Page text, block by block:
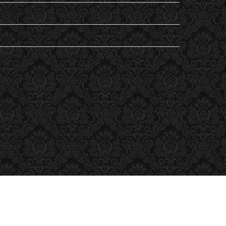
classé
Life
Lille